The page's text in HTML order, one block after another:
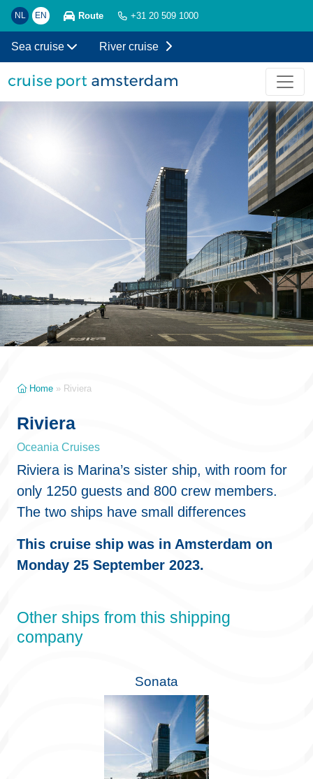
NL EN Route +31 20 509 1000
Sea cruise River cruise
Home » Riviera
Riviera
Oceania Cruises
Riviera is Marina’s sister ship, with room for
only 1250 guests and 800 crew members.
The two ships have small differences
This cruise ship was in Amsterdam on
Monday 25 September 2023.
Other ships from this shipping
company
Sonata